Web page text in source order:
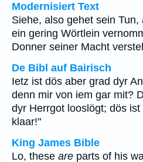
Modernisiert Text
Siehe, also gehet sein
ein gering Wörtlein
Donner seiner Macht
De Bibl auf Bairisch
Ietz ist dös aber grad dyr
denn mir von iem gar mit?
dyr Herrgot looslögt; dös
klaar!"
King James Bible
Lo, these are parts of his